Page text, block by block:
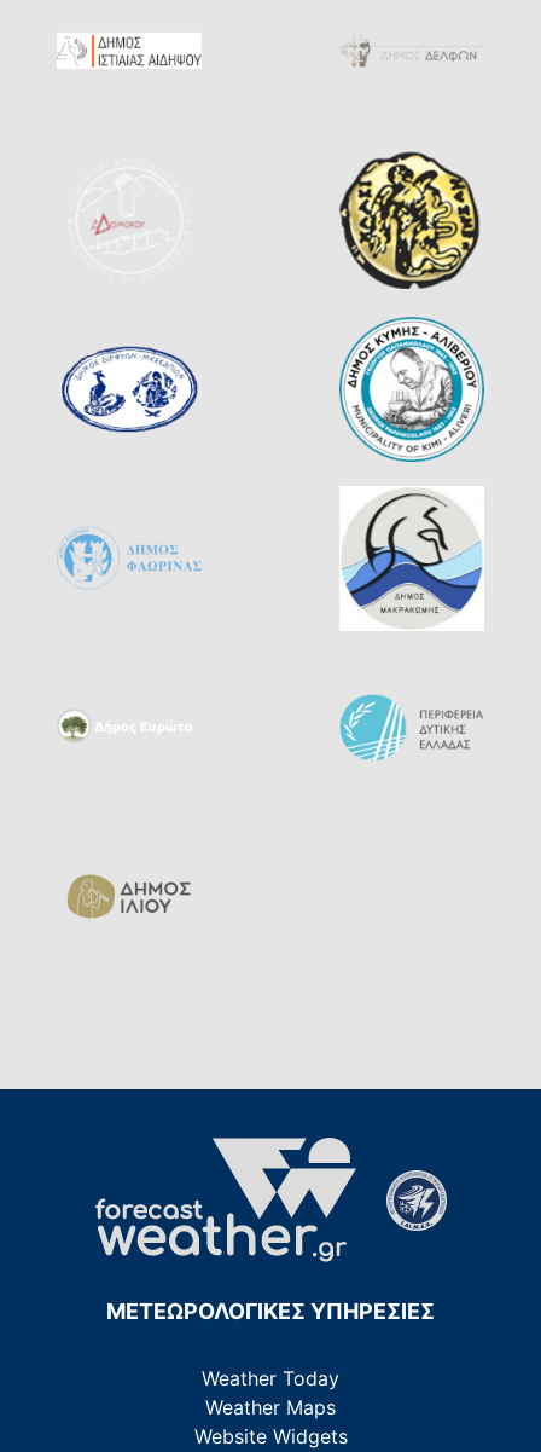
ΜΕΤΕΩΡΟΛΟΓΙΚΕΣ ΥΠΗΡΕΣΙΕΣ
Weather Today
Weather Maps
Website Widgets